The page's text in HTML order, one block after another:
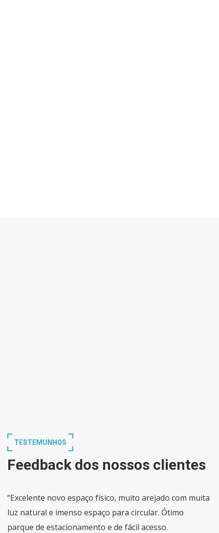
TESTEMUNHOS
Feedback dos nossos clientes
“Excelente novo espaço físico, muito arejado com muita
luz natural e imenso espaço para circular. Ótimo
parque de estacionamento e de fácil acesso.